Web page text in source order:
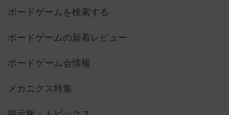
ボードゲームを検索する
ボードゲームの新着レビュー
ボードゲーム会情報
メカニクス特集